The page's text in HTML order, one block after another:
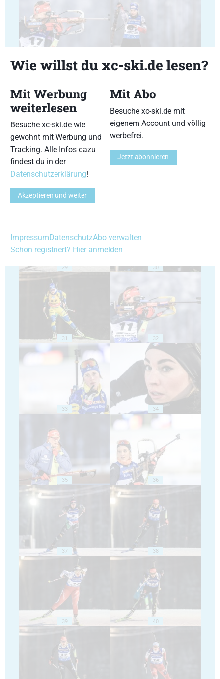
25 26
27
29 30
31 32
33 34
35 36
37 38
39 40
Wie willst du xc-ski.de lesen?
Mit Werbung
weiterlesen
Besuche xc-ski.de wie
gewohnt mit Werbung und
Tracking. Alle Infos dazu
findest du in der
Datenschutzerklärung!
Akzeptieren und weiter
Mit Abo
Besuche xc-ski.de mit
eigenem Account und völlig
werbefrei.
Jetzt abonnieren
ImpressumDatenschutzAbo verwalten
Schon registriert? Hier anmelden